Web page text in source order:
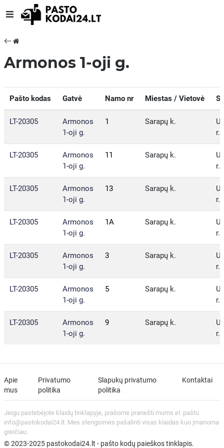
Armonos 1-oji g.
Pašto kodas Gatvė Namo nr Miestas / Vietovė
LT-20305
Armonos
1-oji g.
1 Sarapų k.
r.
LT-20305
Armonos
1-oji g.
11 Sarapų k.
r.
LT-20305
Armonos
1-oji g.
13 Sarapų k.
r.
LT-20305
Armonos
1-oji g.
1A Sarapų k.
r.
LT-20305
Armonos
1-oji g.
3 Sarapų k.
r.
LT-20305
Armonos
1-oji g.
5 Sarapų k.
r.
LT-20305
Armonos
1-oji g.
9 Sarapų k.
r.
Apie
mus
Privatumo
politika
Slapukų privatumo
politika
Kontaktai
Jeigu pastebėjote klaidų tinklapyje, prašome pranešti mums el. paštu
info@pastokodai24.lt. Mes stengsimės pašalinti visas klaidas kuo įmanoma
greičiau.
© 2023-2025 pastokodai24.lt - pašto kodų paieškos tinklapis.